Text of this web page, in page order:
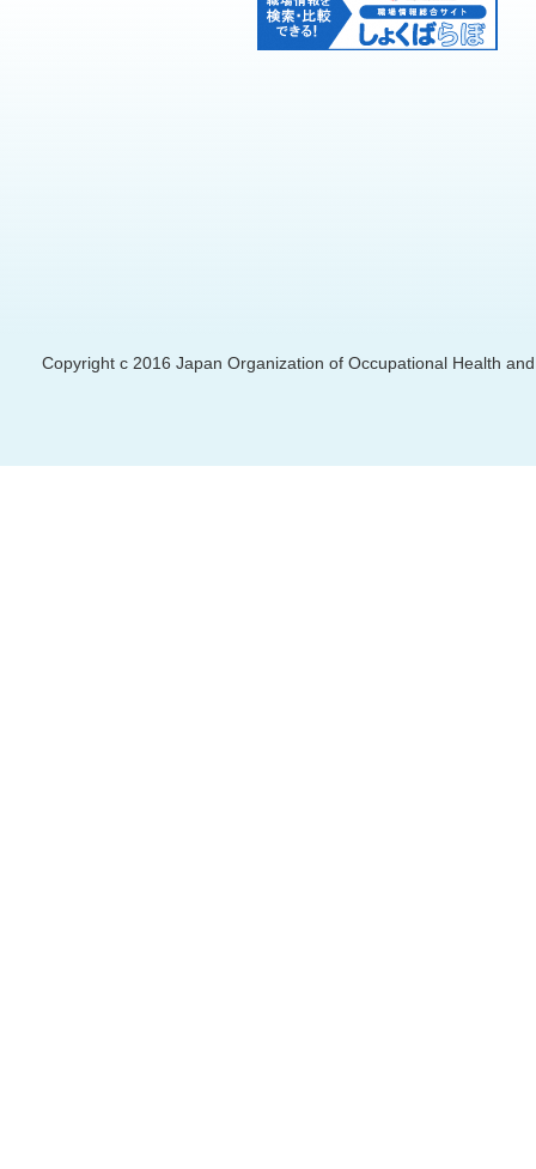
Copyright c 2016 Japan Organization of Occupational Health